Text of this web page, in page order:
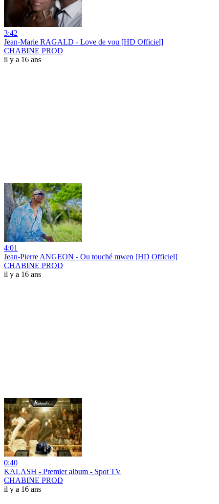
3:42
Jean-Marie RAGALD - Love de vou [HD Officiel]
CHABINE PROD
il y a 16 ans
4:01
Jean-Pierre ANGEON - Ou touché mwen [HD Officiel]
CHABINE PROD
il y a 16 ans
0:40
KALASH - Premier album - Spot TV
CHABINE PROD
il y a 16 ans